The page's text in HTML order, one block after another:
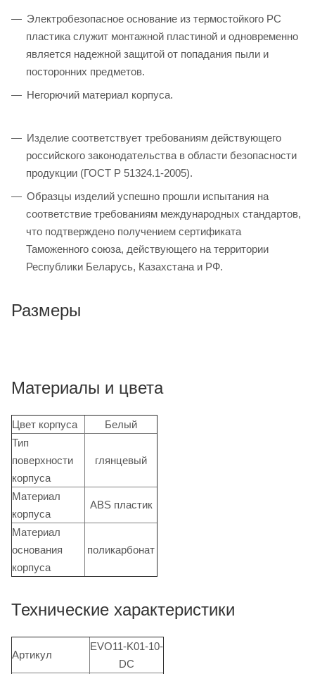
Электробезопасное основание из термостойкого PC
пластика служит монтажной пластиной и одновременно
является надежной защитой от попадания пыли и
посторонних предметов.
Негорючий материал корпуса.
Изделие соответствует требованиям действующего
российского законодательства в области безопасности
продукции (ГОСТ Р 51324.1-2005).
Образцы изделий успешно прошли испытания на
соответствие требованиям международных стандартов,
что подтверждено получением сертификата
Таможенного союза, действующего на территории
Республики Беларусь, Казахстана и РФ.
Размеры
Материалы и цвета
Цвет корпуса
Белый
Тип
поверхности
корпуса
глянцевый
Материал
корпуса
ABS пластик
Материал
основания
корпуса
поликарбонат
Технические характеристики
Артикул
EVO11-K01-10-
DC